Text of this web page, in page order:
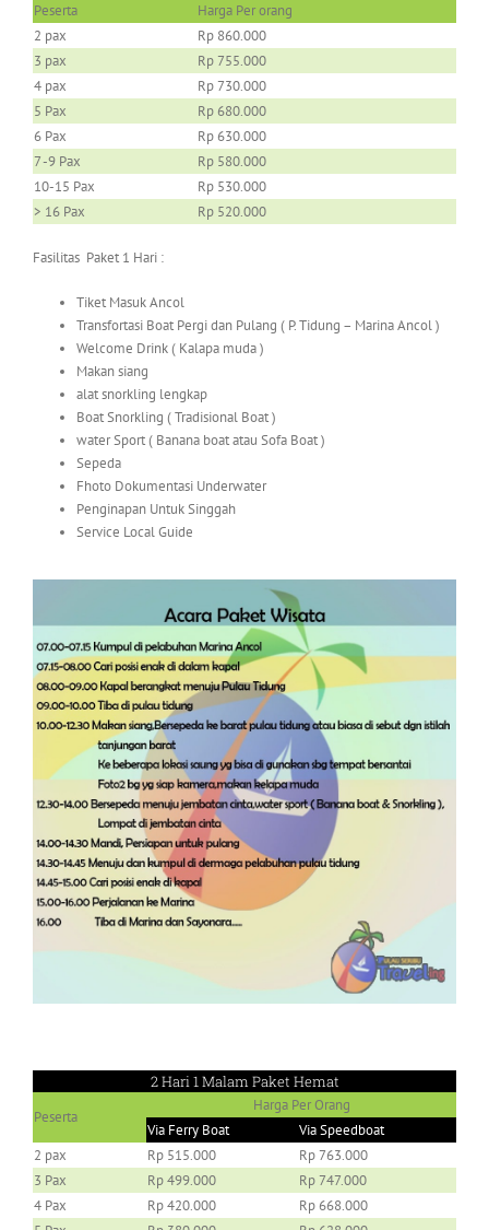
Peserta
Harga Per orang
2 pax
Rp 860.000
3 pax
Rp 755.000
4 pax
Rp 730.000
5 Pax
Rp 680.000
6 Pax
Rp 630.000
7 -9 Pax
Rp 580.000
10-15 Pax
Rp 530.000
> 16 Pax
Rp 520.000
Fasilitas Paket 1 Hari :
Tiket Masuk Ancol
Transfortasi Boat Pergi dan Pulang ( P. Tidung – Marina Ancol )
Welcome Drink ( Kalapa muda )
Makan siang
alat snorkling lengkap
Boat Snorkling ( Tradisional Boat )
water Sport ( Banana boat atau Sofa Boat )
Sepeda
Fhoto Dokumentasi Underwater
Penginapan Untuk Singgah
Service Local Guide
2 Hari 1 Malam Paket Hemat
Peserta
Harga Per Orang
Via Ferry Boat
Via Speedboat
2 pax
Rp 515.000
Rp 763.000
3 Pax
Rp 499.000
Rp 747.000
4 Pax
Rp 420.000
Rp 668.000